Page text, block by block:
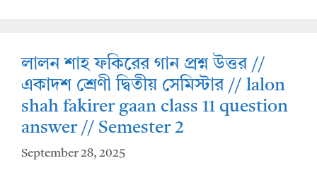
লালন শাহ ফকিরের গান প্রশ্ন উত্তর //
একাদশ শ্রেণী দ্বিতীয় সেমিস্টার // lalon
shah fakirer gaan class 11 question
answer // Semester 2
September 28, 2025